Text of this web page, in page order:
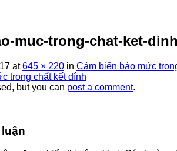
muc-trong-chat-ket-dinh
at645 × 220 in Cảm biến báo mức
but you can post a comment.